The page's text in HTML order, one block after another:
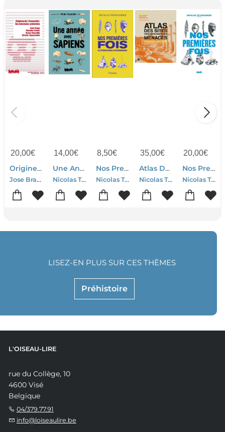
20,00€
Origines De L'humanite: Les Nouveaux Scenarios
Jose Braga-Claudine Cohen-Bruno Maureille-Nicolas Teyssandier
14,00€
Une Annee Avec Sapiens
Nicolas Teyssandier-Capucine
8,50€
Nos Premieres Fois : 30 (pre)histoires Extraordinaires
Nicolas Teyssandier
35,00€
Atlas Des Sites Archeologiques Menaces : Patrimoine A Proteger
Nicolas Teyssandier-Francois Betard-Stephane Bourdin-Francoise Gourmelon-Collectif
20,00€
Nos Premieres Fois
Nicolas Teyssandier
Préhistoire
LISEZ-EN PLUS SUR CES THÈMES
L'OISEAU-LIRE
rue du Collège, 10
4600 Visé
Belgique
04/379.77.91
info@loiseaulire.be